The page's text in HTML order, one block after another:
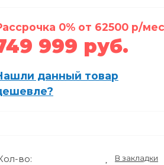
0% от 62500 р/
999 руб.
данный товар
во: В закладки